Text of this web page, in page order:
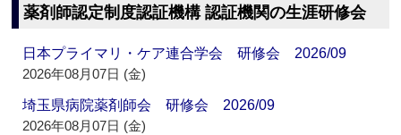
薬剤師認定制度認証機構 認証機関の生涯研修会
日本プライマリ・ケア連合学会 研修会 2026/09
2026年08月07日 (金)
埼玉県病院薬剤師会 研修会 2026/09
2026年08月07日 (金)